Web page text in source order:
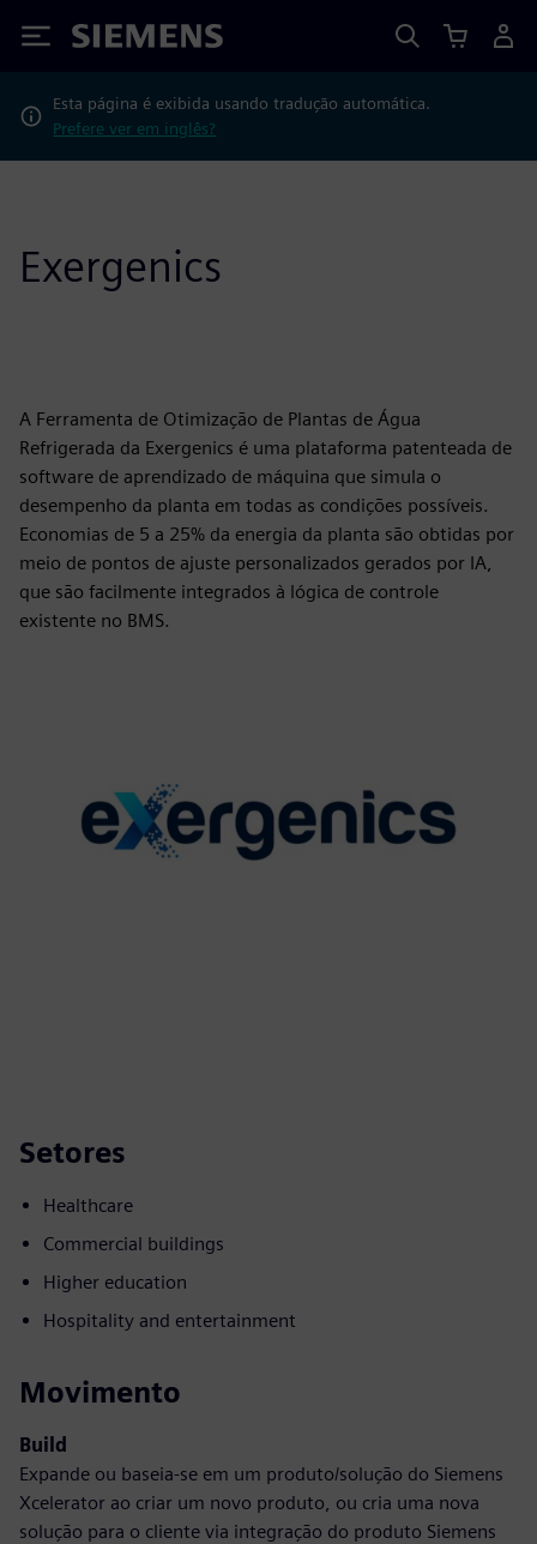
Siemens
Esta página é exibida usando tradução automática.
Prefere ver em inglês?
Exergenics
A Ferramenta de Otimização de Plantas de Água
Refrigerada da Exergenics é uma plataforma patenteada de
software de aprendizado de máquina que simula o
desempenho da planta em todas as condições possíveis.
Economias de 5 a 25% da energia da planta são obtidas por
meio de pontos de ajuste personalizados gerados por IA,
que são facilmente integrados à lógica de controle
existente no BMS.
Setores
Healthcare
Commercial buildings
Higher education
Hospitality and entertainment
Movimento
Build
Expande ou baseia-se em um produto/solução do Siemens
Xcelerator ao criar um novo produto, ou cria uma nova
solução para o cliente via integração do produto Siemens